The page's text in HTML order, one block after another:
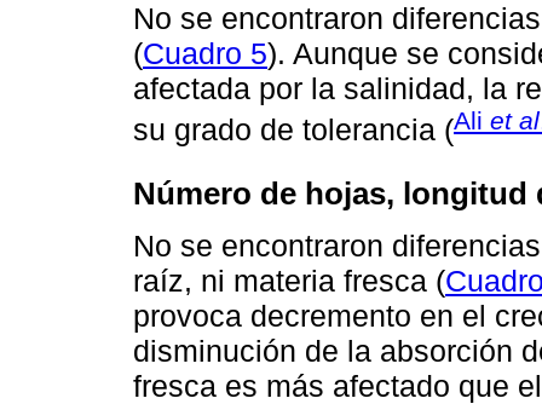
No se encontraron
(Cuadro 5). Aunque se
afectada por la salinidad, la
su grado de tolerancia (Ali et al
Número de hojas, longitud
No se encontraron
raíz, ni materia fresca (
provoca decremento en el
disminución de la absorción
fresca es más afectado que